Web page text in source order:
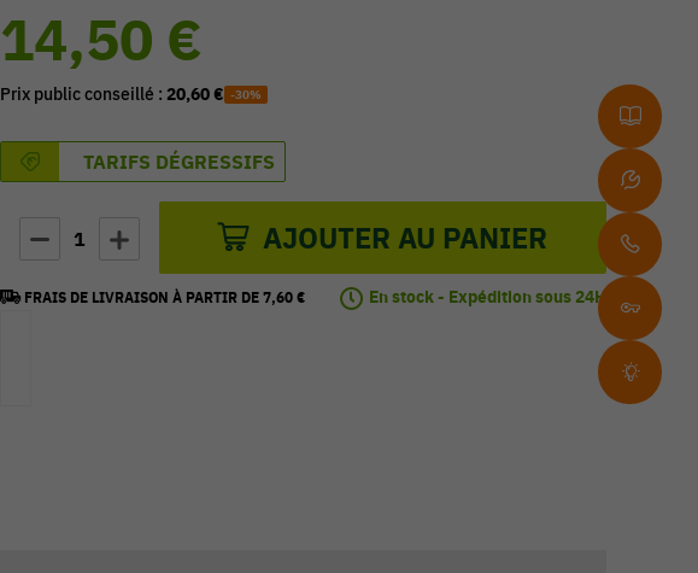
14,50 €
Prix public conseillé : 20,60 € -30%
TARIFS DÉGRESSIFS
1 AJOUTER AU PANIER
FRAIS DE LIVRAISON À PARTIR DE 7,60 € En stock - Expédition sous 24H